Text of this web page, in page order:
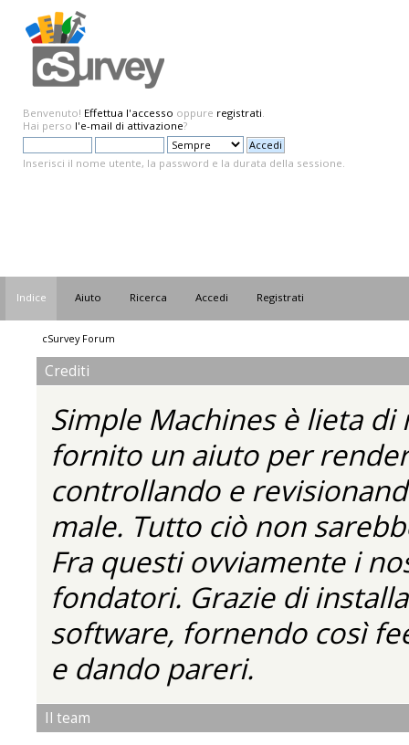
Benvenuto! Effettua l'accesso oppure registrati.
Hai perso l'e-mail di attivazione?
Inserisci il nome utente, la password e la durata della sessione.
Indice Aiuto Ricerca Accedi Registrati
cSurvey Forum
Crediti
Simple Machines è lieta
fornito un aiuto per
controllando e
male. Tutto ciò non
Fra questi ovviamente i
fondatori. Grazie di
software, fornendo così
e dando pareri.
Il team